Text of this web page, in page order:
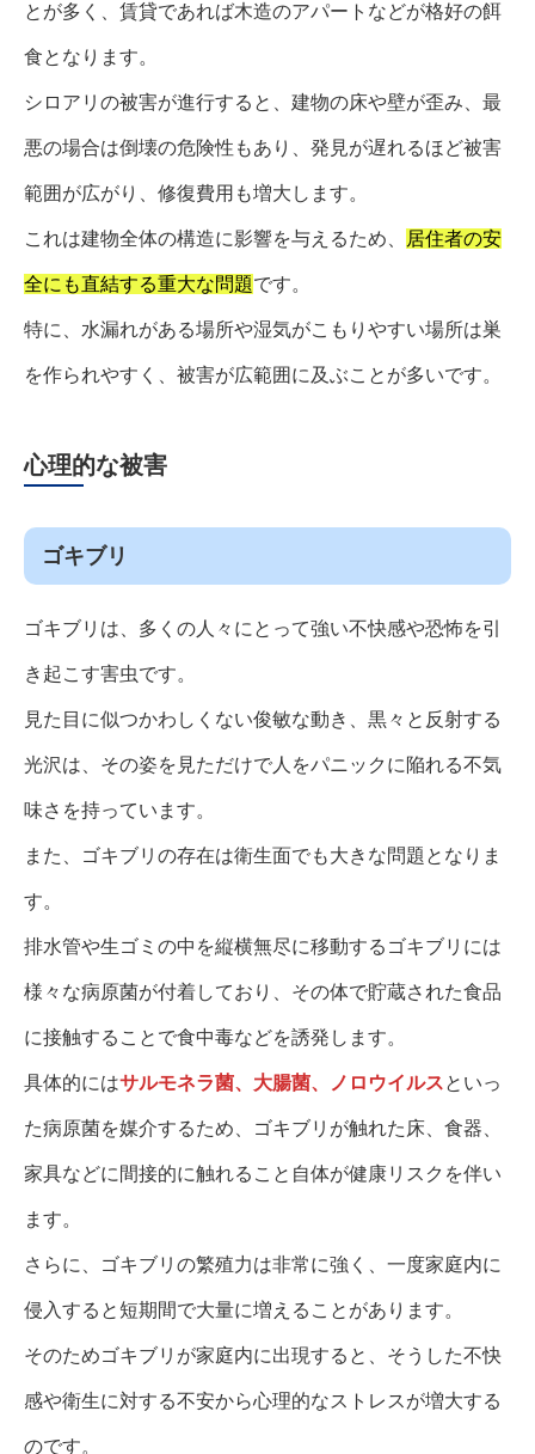
とが多く、賃貸であれば木造のアパートなどが格好の餌
食となります。
シロアリの被害が進行すると、建物の床や壁が歪み、最
悪の場合は倒壊の危険性もあり、発見が遅れるほど被害
範囲が広がり、修復費用も増大します。
これは建物全体の構造に影響を与えるため、 居住者の安
全にも直結する重大な問題です。
特に、水漏れがある場所や湿気がこもりやすい場所は巣
を作られやすく、被害が広範囲に及ぶことが多いです。
心理的な被害
ゴキブリ
ゴキブリは、多くの人々にとって強い不快感や恐怖を引
き起こす害虫です。
見た目に似つかわしくない俊敏な動き、黒々と反射する
光沢は、その姿を見ただけで人をパニックに陥れる不気
味さを持っています。
また、ゴキブリの存在は衛生面でも大きな問題となりま
す。
排水管や生ゴミの中を縦横無尽に移動するゴキブリには
様々な病原菌が付着しており、その体で貯蔵された食品
に接触することで食中毒などを誘発します。
具体的にはサルモネラ菌、大腸菌、ノロウイルスといっ
た病原菌を媒介するため、ゴキブリが触れた床、食器、
家具などに間接的に触れること自体が健康リスクを伴い
ます。
さらに、ゴキブリの繁殖力は非常に強く、一度家庭内に
侵入すると短期間で大量に増えることがあります。
そのためゴキブリが家庭内に出現すると、そうした不快
感や衛生に対する不安から心理的なストレスが増大する
のです。